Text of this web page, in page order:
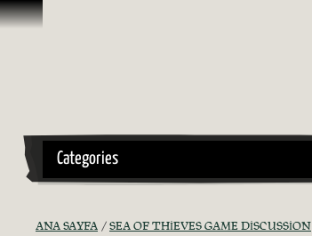
İçeriğe Geçin
Categories
ANA SAYFA SEA OF THIEVES GAME DISCUSSION